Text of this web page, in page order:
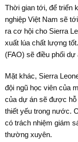
Thời gian tới, để triển
nghiệp Việt Nam sẽ
ra cơ hội cho Sierra
xuất lúa chất lượng
(FAO) sẽ điều phối
Mặt khác, Sierra
đội ngũ học viên của
của dự án sẽ được hỗ
thiết yếu trong nước.
có trách nhiệm giám
thường xuyên.